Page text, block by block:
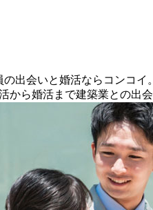
出会いと婚活ならコンコ
から婚活まで建築業との出